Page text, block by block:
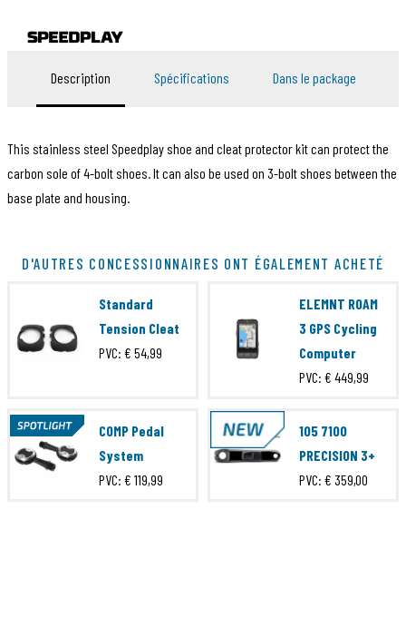
Description Spécifications Dans le package
This stainless steel Speedplay shoe and cleat protector kit can protect the
carbon sole of 4-bolt shoes. It can also be used on 3-bolt shoes between the
base plate and housing.
Code article
WFPRCLTAP
Marque
Speedplay
Séries
D'AUTRES CONCESSIONNAIRES ONT ÉGALEMENT ACHETÉ
Standard
Tension Cleat
PVC: € 54,99
ELEMNT ROAM
3 GPS Cycling
Computer
PVC: € 449,99
COMP Pedal
System
PVC: € 119,99
105 7100
PRECISION 3+
PVC: € 359,00